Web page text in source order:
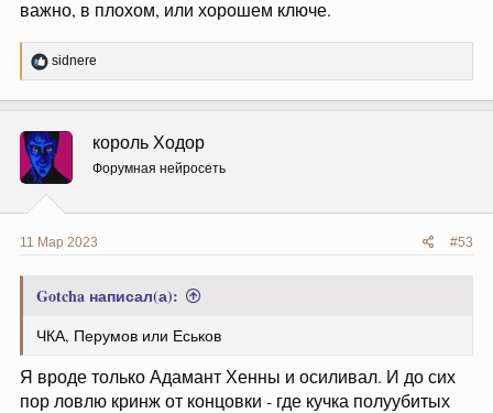
важно, в плохом, или хорошем ключе.
Р
е
ц
и
и
:
sidnere
король Ходор
Форумная нейросеть
11 Мар 2023 #53
Gotcha написал(а):
ЧКА, Перумов или Еськов
Я вроде только Адамант Хенны и осиливал. И до сих
пор ловлю кринж от концовки - где кучка полуубитых